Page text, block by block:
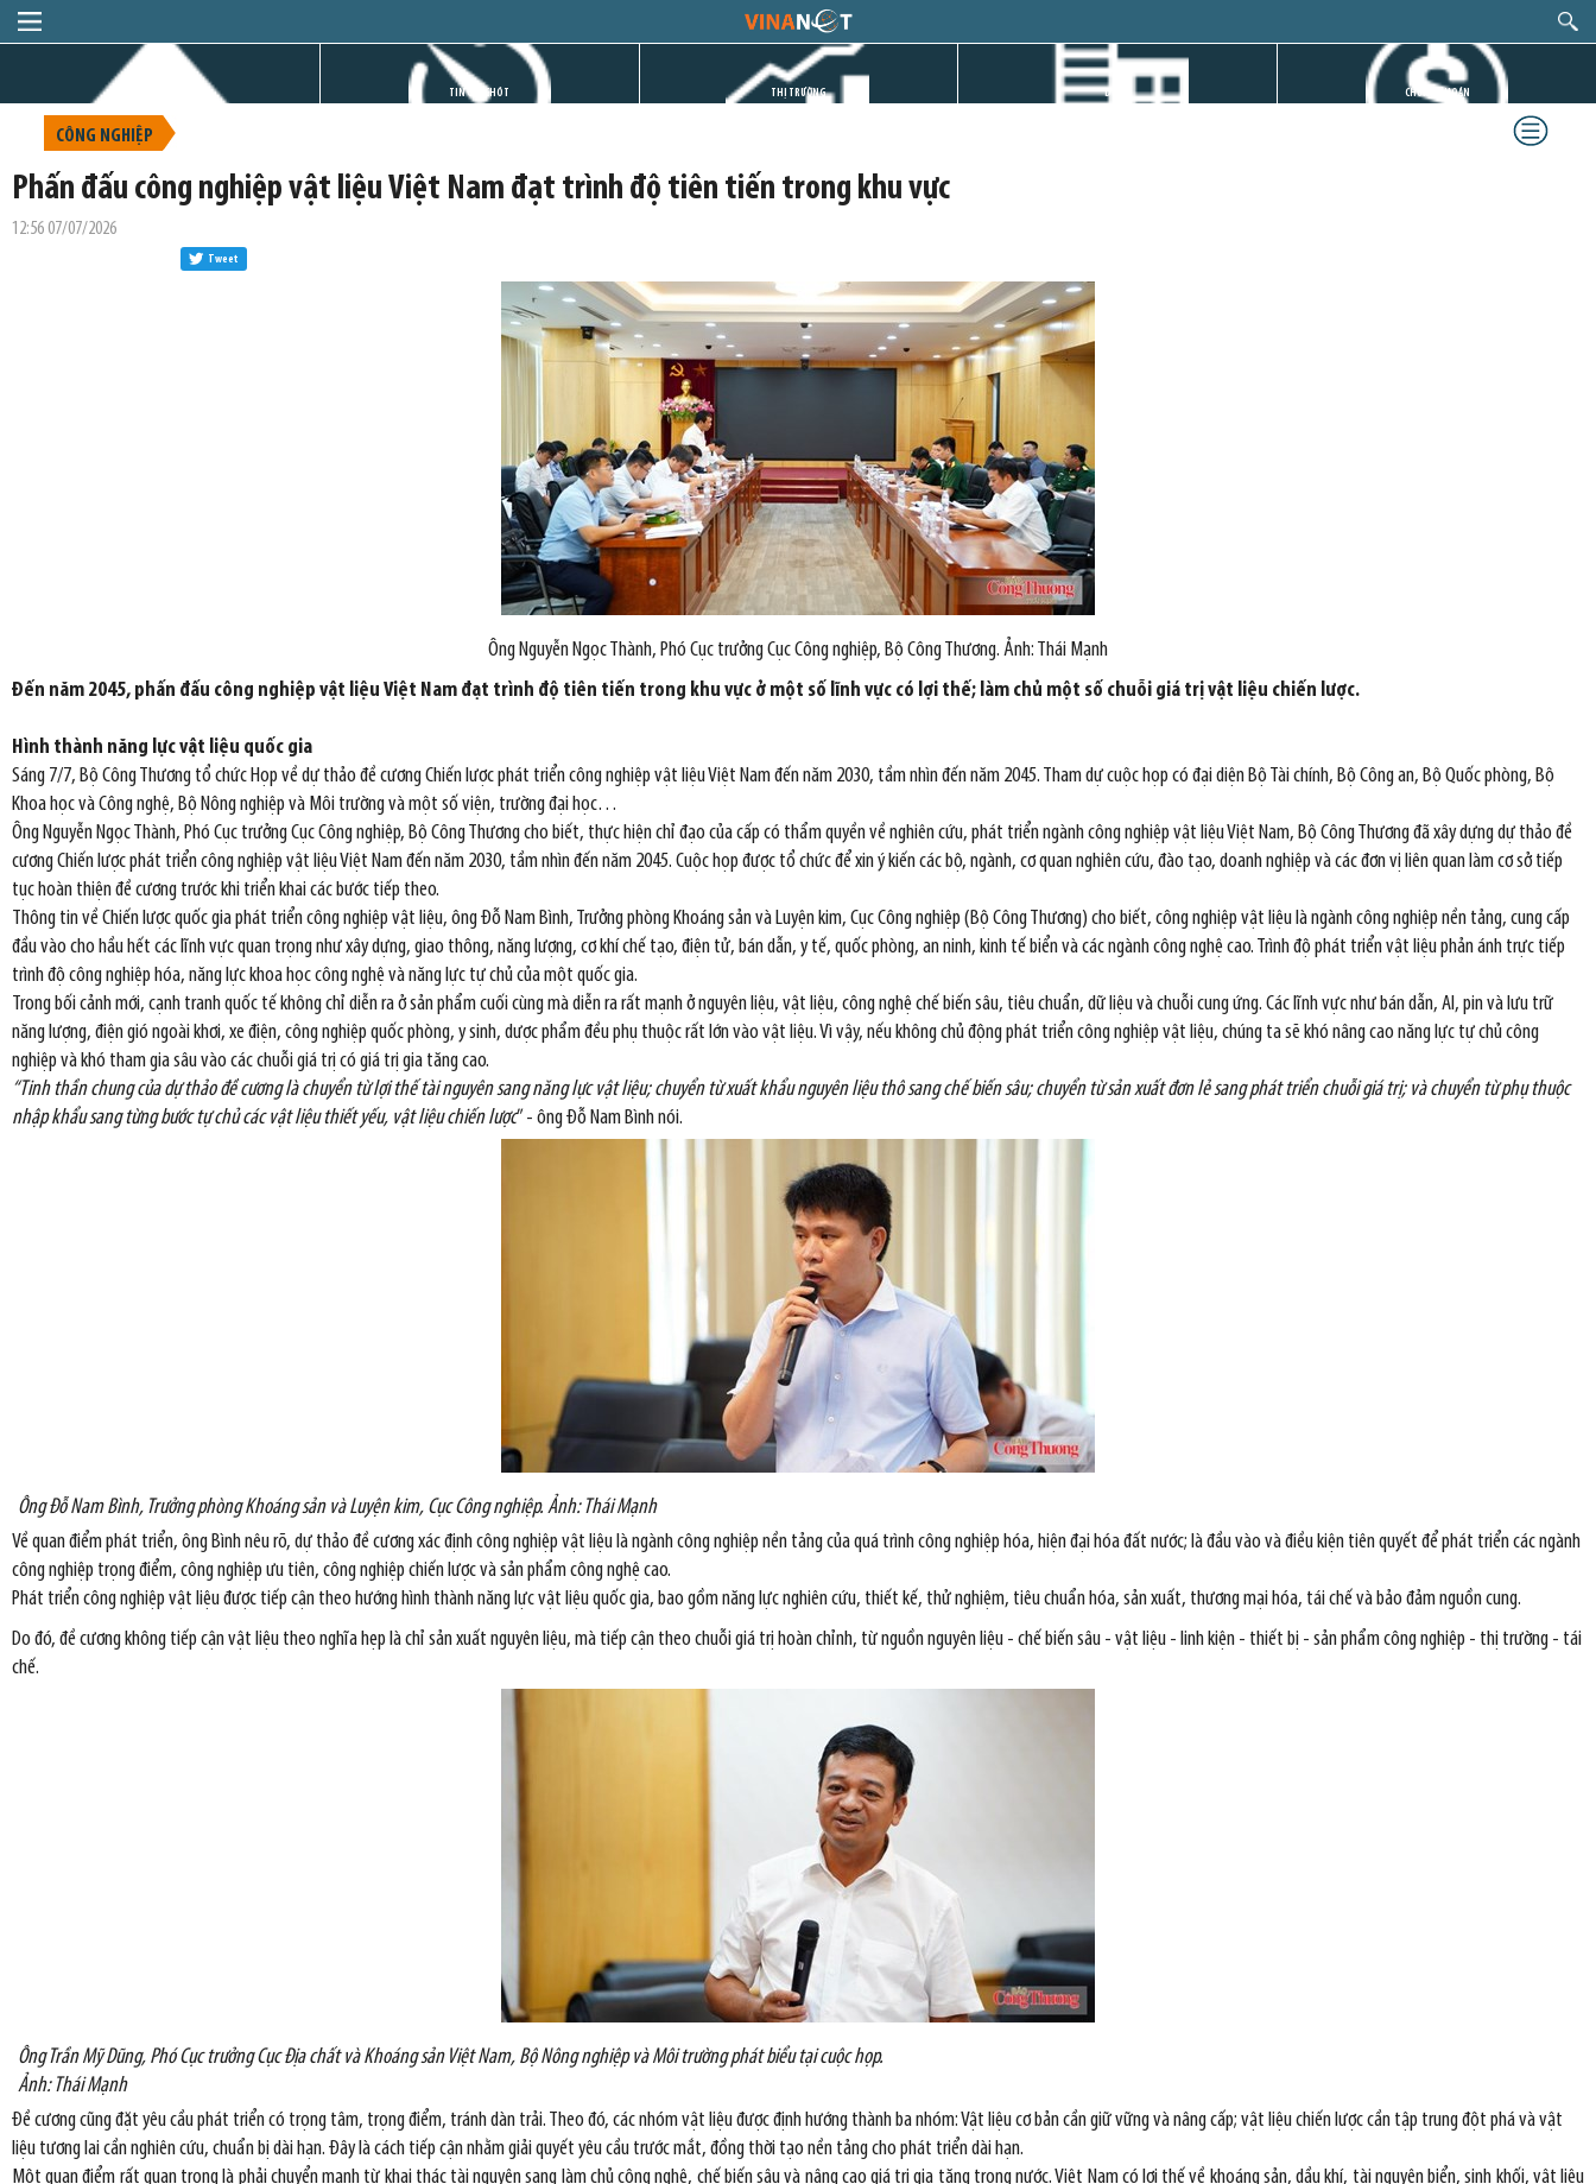
TIN GIỜ CHÓT THỊ TRƯỜNG DỰ ÁN CHỨNG KHOÁN
CÔNG NGHIỆP
Phấn đấu công nghiệp vật liệu Việt Nam đạt trình độ tiên tiến trong khu vực
12:56 07/07/2026
Tweet
Ông Nguyễn Ngọc Thành, Phó Cục trưởng Cục Công nghiệp, Bộ Công Thương. Ảnh: Thái Mạnh
Đến năm 2045, phấn đấu công nghiệp vật liệu Việt Nam đạt trình độ tiên tiến trong khu vực ở một số lĩnh vực có lợi thế; làm chủ một số chuỗi giá trị vật liệu chiến lược.
Hình thành năng lực vật liệu quốc gia
Sáng 7/7, Bộ Công Thương tổ chức Họp về dự thảo đề cương Chiến lược phát triển công nghiệp vật liệu Việt Nam đến năm 2030, tầm nhìn đến năm 2045. Tham dự cuộc họp có đại diện Bộ Tài chính, Bộ Công an, Bộ Quốc phòng, Bộ
Khoa học và Công nghệ, Bộ Nông nghiệp và Môi trường và một số viện, trường đại học…
Ông Nguyễn Ngọc Thành, Phó Cục trưởng Cục Công nghiệp, Bộ Công Thương cho biết, thực hiện chỉ đạo của cấp có thẩm quyền về nghiên cứu, phát triển ngành công nghiệp vật liệu Việt Nam, Bộ Công Thương đã xây dựng dự thảo đề
cương Chiến lược phát triển công nghiệp vật liệu Việt Nam đến năm 2030, tầm nhìn đến năm 2045. Cuộc họp được tổ chức để xin ý kiến các bộ, ngành, cơ quan nghiên cứu, đào tạo, doanh nghiệp và các đơn vị liên quan làm cơ sở tiếp
tục hoàn thiện đề cương trước khi triển khai các bước tiếp theo.
Thông tin về Chiến lược quốc gia phát triển công nghiệp vật liệu, ông Đỗ Nam Bình, Trưởng phòng Khoáng sản và Luyện kim, Cục Công nghiệp (Bộ Công Thương) cho biết, công nghiệp vật liệu là ngành công nghiệp nền tảng, cung cấp
đầu vào cho hầu hết các lĩnh vực quan trọng như xây dựng, giao thông, năng lượng, cơ khí chế tạo, điện tử, bán dẫn, y tế, quốc phòng, an ninh, kinh tế biển và các ngành công nghệ cao. Trình độ phát triển vật liệu phản ánh trực tiếp
trình độ công nghiệp hóa, năng lực khoa học công nghệ và năng lực tự chủ của một quốc gia.
Trong bối cảnh mới, cạnh tranh quốc tế không chỉ diễn ra ở sản phẩm cuối cùng mà diễn ra rất mạnh ở nguyên liệu, vật liệu, công nghệ chế biến sâu, tiêu chuẩn, dữ liệu và chuỗi cung ứng. Các lĩnh vực như bán dẫn, AI, pin và lưu trữ
năng lượng, điện gió ngoài khơi, xe điện, công nghiệp quốc phòng, y sinh, dược phẩm đều phụ thuộc rất lớn vào vật liệu. Vì vậy, nếu không chủ động phát triển công nghiệp vật liệu, chúng ta sẽ khó nâng cao năng lực tự chủ công
nghiệp và khó tham gia sâu vào các chuỗi giá trị có giá trị gia tăng cao.
“Tinh thần chung của dự thảo đề cương là chuyển từ lợi thế tài nguyên sang năng lực vật liệu; chuyển từ xuất khẩu nguyên liệu thô sang chế biến sâu; chuyển từ sản xuất đơn lẻ sang phát triển chuỗi giá trị; và chuyển từ phụ thuộc
nhập khẩu sang từng bước tự chủ các vật liệu thiết yếu, vật liệu chiến lược” - ông Đỗ Nam Bình nói.
Ông Đỗ Nam Bình, Trưởng phòng Khoáng sản và Luyện kim, Cục Công nghiệp. Ảnh: Thái Mạnh
Về quan điểm phát triển, ông Bình nêu rõ, dự thảo đề cương xác định công nghiệp vật liệu là ngành công nghiệp nền tảng của quá trình công nghiệp hóa, hiện đại hóa đất nước; là đầu vào và điều kiện tiên quyết để phát triển các ngành
công nghiệp trọng điểm, công nghiệp ưu tiên, công nghiệp chiến lược và sản phẩm công nghệ cao.
Phát triển công nghiệp vật liệu được tiếp cận theo hướng hình thành năng lực vật liệu quốc gia, bao gồm năng lực nghiên cứu, thiết kế, thử nghiệm, tiêu chuẩn hóa, sản xuất, thương mại hóa, tái chế và bảo đảm nguồn cung.
Do đó, đề cương không tiếp cận vật liệu theo nghĩa hẹp là chỉ sản xuất nguyên liệu, mà tiếp cận theo chuỗi giá trị hoàn chỉnh, từ nguồn nguyên liệu - chế biến sâu - vật liệu - linh kiện - thiết bị - sản phẩm công nghiệp - thị trường - tái
chế.
Ông Trần Mỹ Dũng, Phó Cục trưởng Cục Địa chất và Khoáng sản Việt Nam, Bộ Nông nghiệp và Môi trường phát biểu tại cuộc họp.
Ảnh: Thái Mạnh
Đề cương cũng đặt yêu cầu phát triển có trọng tâm, trọng điểm, tránh dàn trải. Theo đó, các nhóm vật liệu được định hướng thành ba nhóm: Vật liệu cơ bản cần giữ vững và nâng cấp; vật liệu chiến lược cần tập trung đột phá và vật
liệu tương lai cần nghiên cứu, chuẩn bị dài hạn. Đây là cách tiếp cận nhằm giải quyết yêu cầu trước mắt, đồng thời tạo nền tảng cho phát triển dài hạn.
Một quan điểm rất quan trọng là phải chuyển mạnh từ khai thác tài nguyên sang làm chủ công nghệ, chế biến sâu và nâng cao giá trị gia tăng trong nước. Việt Nam có lợi thế về khoáng sản, dầu khí, tài nguyên biển, sinh khối, vật liệu